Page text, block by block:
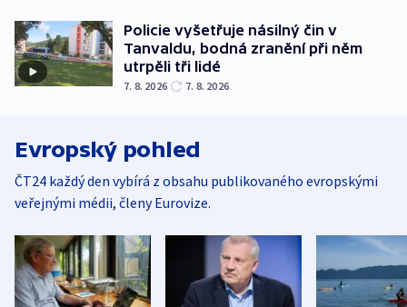
Policie vyšetřuje násilný čin v
Tanvaldu, bodná zranění při něm
utrpěli tři lidé
7. 8. 2026 7. 8. 2026
Evropský pohled
ČT24 každý den vybírá z obsahu publikovaného evropskými
veřejnými médii, členy Eurovize.